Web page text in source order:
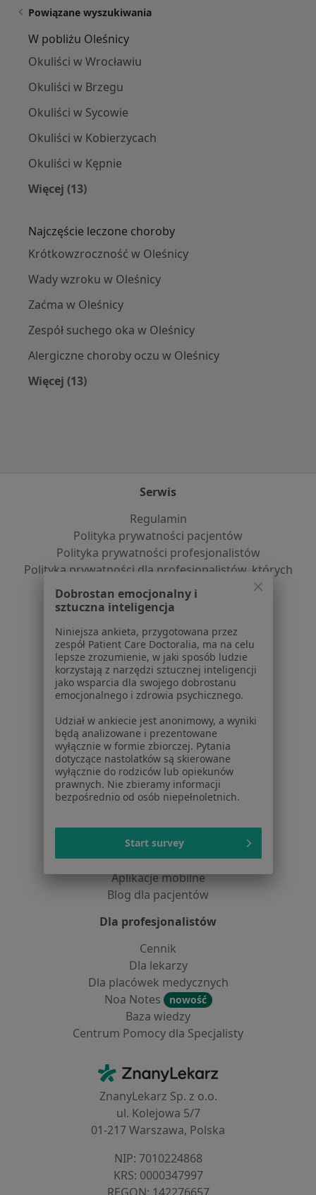
Powiązane wyszukiwania
W pobliżu Oleśnicy
Okuliści w Wrocławiu
Okuliści w Brzegu
Okuliści w Sycowie
Okuliści w Kobierzycach
Okuliści w Kępnie
Więcej (13)
Najczęście leczone choroby
Krótkowzroczność w Oleśnicy
Wady wzroku w Oleśnicy
Zaćma w Oleśnicy
Zespół suchego oka w Oleśnicy
Alergiczne choroby oczu w Oleśnicy
Więcej (13)
Serwis
Regulamin
Polityka prywatności pacjentów
Polityka prywatności profesjonalistów
Polityka prywatności dla profesjonalistów, których
dane pozyskaliśmy samodzielnie
Polityka cookies
Dostępność
O nas
Praca Rekrutujemy!
Partnerzy
Centrum prasowe
Kontakt
Dla pacjentów
Lekarze
Placówki medyczne
Usługi i zabiegi
Choroby
Pomoc
Aplikacje mobilne
Blog dla pacjentów
Dla profesjonalistów
Cennik
Dla lekarzy
Dla placówek medycznych
Noa Notes
nowość
Baza wiedzy
Centrum Pomocy dla Specjalisty
ZnanyLekarz - Strona główna
ZnanyLekarz Sp. z o.o.
ul. Kolejowa 5/7
01-217 Warszawa, Polska
NIP: ⁠7010224868
KRS: ⁠0000347997
Dobrostan emocjonalny i
sztuczna inteligencja
Niniejsza ankieta, przygotowana przez
zespół Patient Care Doctoralia, ma na celu
lepsze zrozumienie, w jaki sposób ludzie
korzystają z narzędzi sztucznej inteligencji
jako wsparcia dla swojego dobrostanu
emocjonalnego i zdrowia psychicznego.
Udział w ankiecie jest anonimowy, a wyniki
będą analizowane i prezentowane
wyłącznie w formie zbiorczej. Pytania
dotyczące nastolatków są skierowane
wyłącznie do rodziców lub opiekunów
prawnych. Nie zbieramy informacji
bezpośrednio od osób niepełnoletnich.
Start survey